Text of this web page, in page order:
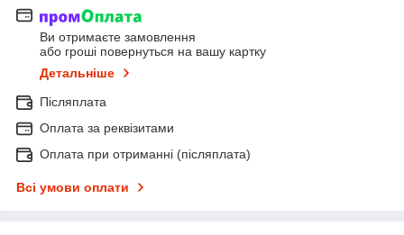
Ви отримаєте замовлення
або гроші повернуться на вашу картку
Детальніше
Післяплата
Оплата за реквізитами
Оплата при отриманні (післяплата)
Всі умови оплати